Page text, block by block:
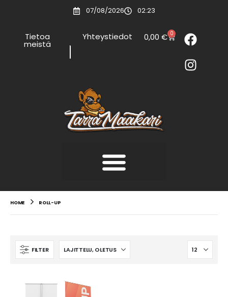
07/08/2026 02:23
Tietoa
meistä
Yhteystiedot 0,00€ 0
HOME ROLL-UP
FILTER